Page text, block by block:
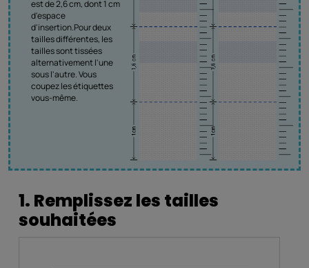
1. Remplissez les tailles
souhaitées
est de 2,6 cm, dont 1 cm
d'espace
d'insertion.Pour deux
tailles différentes, les
tailles sont tissées
alternativement l'une
sous l'autre. Vous
coupez les étiquettes
vous-même.